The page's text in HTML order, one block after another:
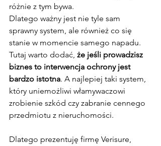
różnie z tym bywa.
Dlatego ważny jest nie tyle sam
sprawny system, ale również co się
stanie w momencie samego napadu.
Tutaj warto dodać, że jeśli prowadzisz
biznes to interwencja ochrony jest
bardzo istotna. A najlepiej taki system,
który uniemożliwi włamywaczowi
zrobienie szkód czy zabranie cennego
przedmiotu z nieruchomości.
Dlatego prezentuję firmę Verisure,